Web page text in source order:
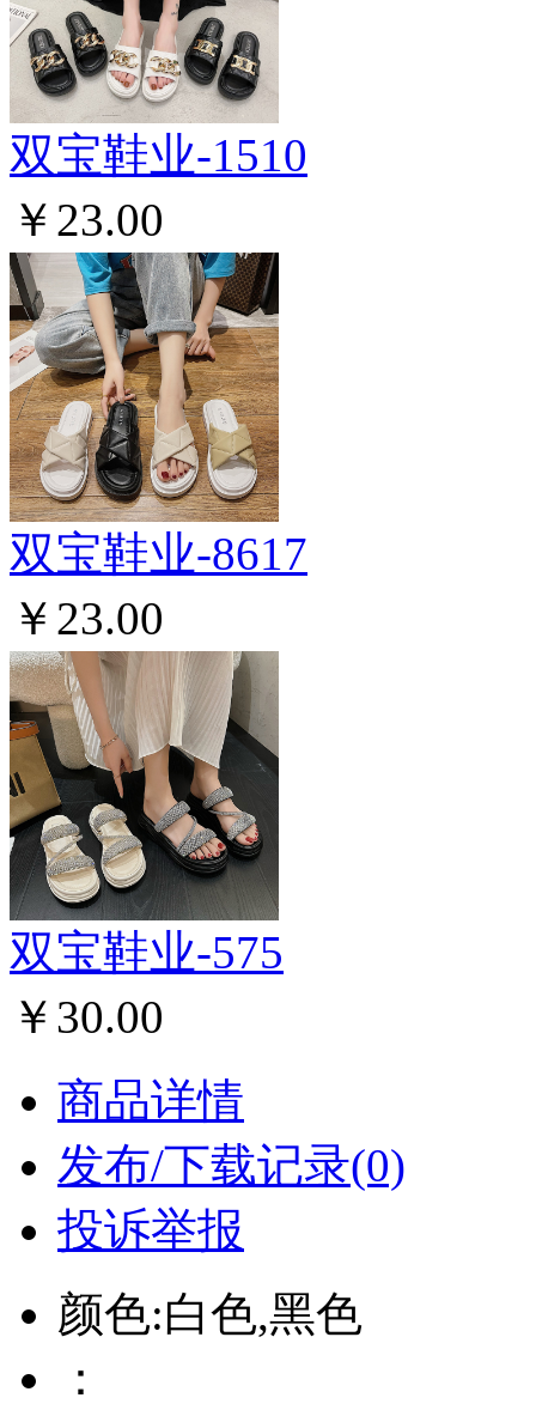
双宝鞋业-1510
￥23.00
双宝鞋业-8617
￥23.00
双宝鞋业-575
￥30.00
商品详情
发布/下载记录(0)
投诉举报
颜色:白色,黑色
：